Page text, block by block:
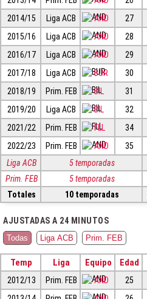
2014/15
Liga ACB AND 27
2015/16
Liga ACB AND 28
2016/17
Liga ACB AND 29
2017/18
Liga ACB BUR 30
2018/19
Prim. FEB BIL 31
2019/20
Liga ACB BIL 32
2021/22
Prim. FEB FLL 34
2022/23
Prim. FEB AND 35
Liga ACB
5 temporadas
Prim. FEB
5 temporadas
Totales
10 temporadas
AJUSTADAS A 24 MINUTOS
Todas Liga ACB Prim. FEB
Temp Liga Equipo Edad
2012/13 Prim. FEB AND 25